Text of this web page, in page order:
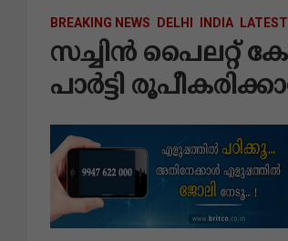
BREAKING NEWS DELHI INDIA
സച്ചിന്‍ പൈലറ്റ്
പാര്‍ട്ടി